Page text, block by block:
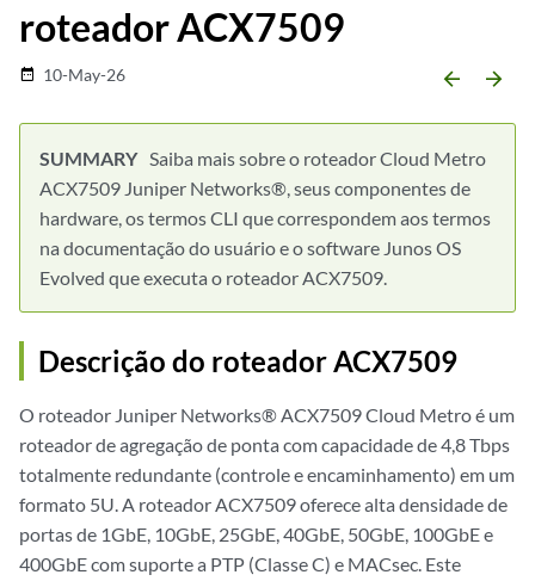
roteador ACX7509
date_range 10-May-26 arrow_backward arrow_forward
Saiba mais sobre o roteador Cloud Metro
ACX7509 Juniper Networks®, seus componentes de
hardware, os termos CLI que correspondem aos termos
na documentação do usuário e o software Junos OS
Evolved que executa o roteador ACX7509.
Descrição do roteador ACX7509
O roteador Juniper Networks® ACX7509 Cloud Metro é um
roteador de agregação de ponta com capacidade de 4,8 Tbps
totalmente redundante (controle e encaminhamento) em um
formato 5U. A roteador ACX7509 oferece alta densidade de
portas de 1GbE, 10GbE, 25GbE, 40GbE, 50GbE, 100GbE e
400GbE com suporte a PTP (Classe C) e MACsec. Este